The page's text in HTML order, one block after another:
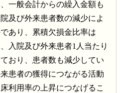
一般会計からの繰入金額も
及び外来患者数の減少によ
あり、累積欠損金比率は
入院及び外来患者1人当たり
おり、患者数も減少してい
患者の獲得につながる活動
利用率の上昇につなげるこ